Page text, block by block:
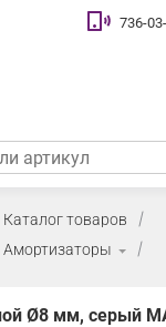
736-
Каталог товаров
Амортизаторы
Ø8 мм, серый